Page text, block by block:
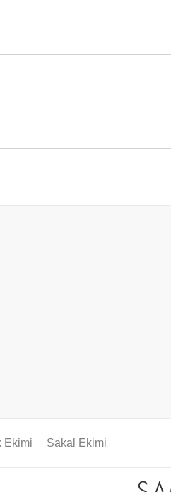
Ekimi Sakal Ekimi